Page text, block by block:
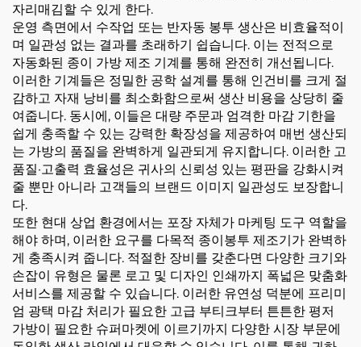
자리매김할 수 있게 한다.
운영 측면에서 수작업 또는 반자동 봉투 생산은 비효율적이
며 일관성 없는 결과를 초래하기 쉽습니다. 이는 전적으로
자동화된 종이 가방 제조 기계를 통해 완전히 개선됩니다.
이러한 기계들은 정밀한 공학 설계를 통해 인건비를 크게 절
감하고 자재 낭비를 최소화함으로써 생산 비용을 상당히 줄
여줍니다. 동시에, 이들은 대량 주문과 엄격한 마감 기한을
쉽게 충족할 수 있는 강력한 확장성을 제공하여 매번 생산되
는 가방의 품질을 완벽하게 일관되게 유지합니다. 이러한 고
품질·고출력 효율성은 귀사의 신뢰성 있는 평판을 강화시켜
줄 뿐만 아니라 고객들의 브랜드 이미지 일관성도 보장합니
다.
또한 현대 상업 환경에서는 포장 자체가 마케팅 도구 역할을
해야 하며, 이러한 요구를 다목적 종이봉투 제조기가 완벽하
게 충족시켜 줍니다. 적절한 장비를 갖춘다면 다양한 크기와
손잡이 유형은 물론 로고 및 디자인 인쇄까지 폭넓은 맞춤화
서비스를 제공할 수 있습니다. 이러한 유연성 덕분에 프리미
엄 광택 마감 처리가 필요한 고급 부티크부터 튼튼한 평저
가방이 필요한 슈퍼마켓에 이르기까지 다양한 시장 부문에